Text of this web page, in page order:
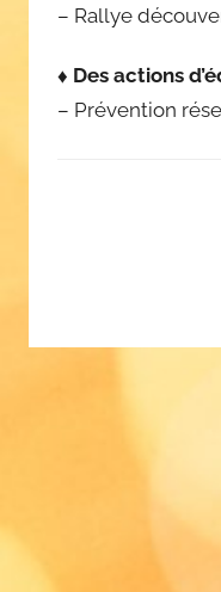
– Rallye
♦ Des actions
– Prévention